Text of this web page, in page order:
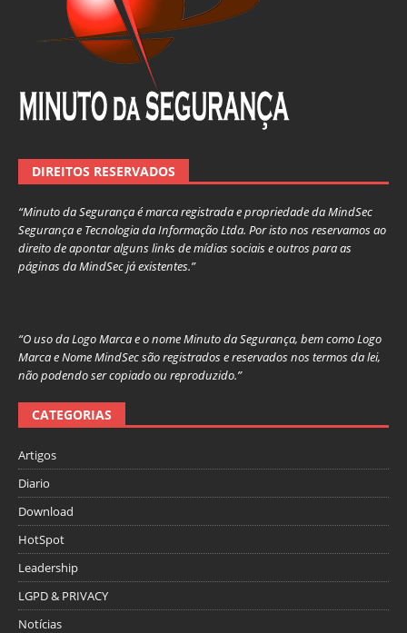
DIREITOS RESERVADOS
“Minuto da Segurança é marca registrada e propriedade da MindSec
Segurança e Tecnologia da Informação Ltda. Por isto nos reservamos ao
direito de apontar alguns links de mídias sociais e outros para as
páginas da MindSec já existentes.”
“O uso da Logo Marca e o nome Minuto da Segurança, bem como Logo
Marca e Nome MindSec são registrados e reservados nos termos da lei,
não podendo ser copiado ou reproduzido.”
CATEGORIAS
Artigos
Diario
Download
HotSpot
Leadership
LGPD & PRIVACY
Notícias